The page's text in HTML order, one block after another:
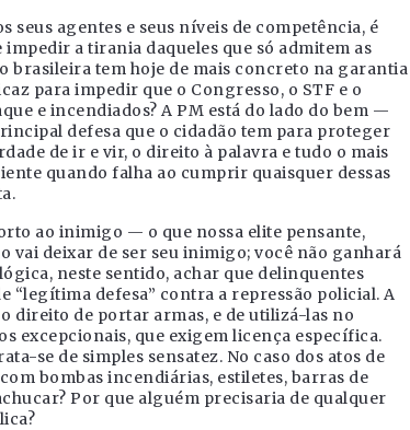
agentes e seus níveis de competência, é
a tirania daqueles que só admitem as
brasileira tem hoje de mais concreto na garantia
para impedir que o Congresso, o STF e o
e incendiados? A PM está do lado do bem —
defesa que o cidadão tem para proteger
de ir e vir, o direito à palavra e tudo o mais
quando falha ao cumprir quaisquer dessas
ao inimigo — o que nossa elite pensante,
deixar de ser seu inimigo; você não ganhará
neste sentido, achar que delinquentes
“legítima defesa” contra a repressão policial. A
direito de portar armas, e de utilizá-las no
excepcionais, que exigem licença específica.
se de simples sensatez. No caso dos atos de
bombas incendiárias, estiletes, barras de
Por que alguém precisaria de qualquer